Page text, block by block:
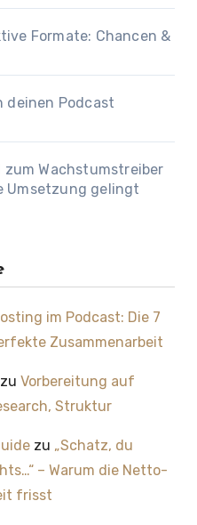
Formate: Chancen &
deinen Podcast
zum Wachstumstreiber
Umsetzung gelingt
im Podcast: Die 7
Zusammenarbeit
zu Vorbereitung auf
Struktur
zu „Schatz, du
– Warum die Netto-
frisst